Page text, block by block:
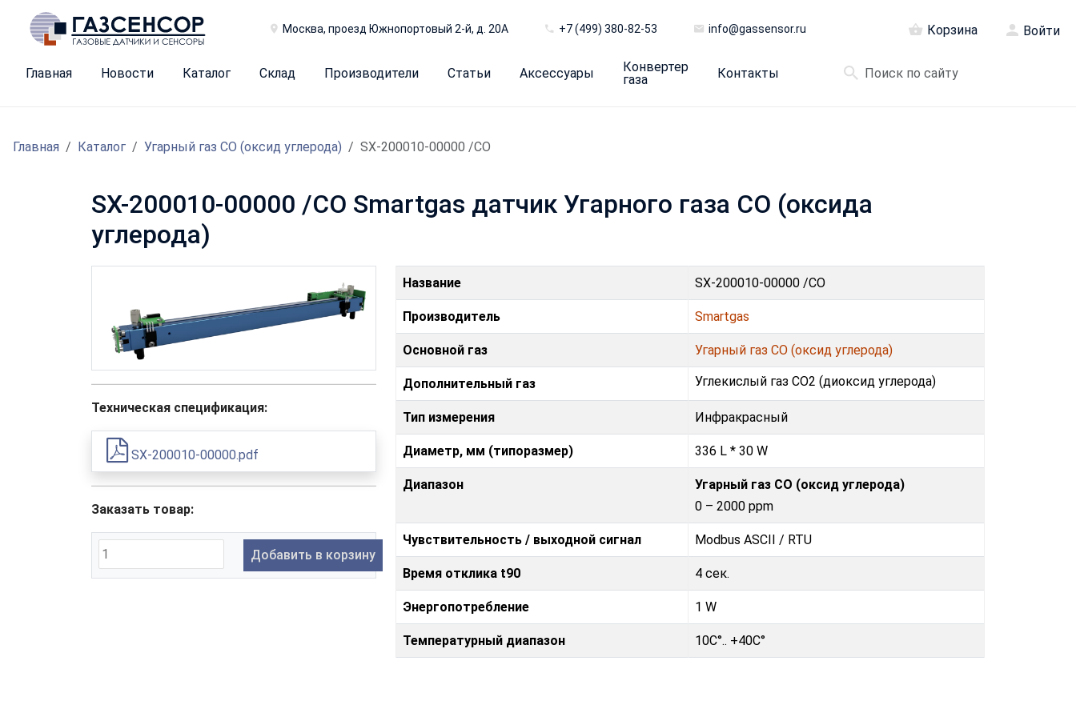
Москва, проезд Южнопортовый 2-й, д. 20А +7 (499) 380-82-53 info@gassensor.ru Корзина Войти
Главная Новости Каталог Склад Производители Статьи Аксессуары
Конвертер
газа
Контакты
Главная Каталог Угарный газ CO (оксид углерода) SX-200010-00000 /CO
SX-200010-00000 /CO Smartgas датчик Угарного газа CO (оксида
углерода)
Техническая спецификация:
SX-200010-00000.pdf
Заказать товар:
Добавить в корзину
Название SX-200010-00000 /CO
Производитель Smartgas
Основной газ Угарный газ CO (оксид углерода)
Дополнительный газ Углекислый газ CO2 (диоксид углерода)
Тип измерения Инфракрасный
Диаметр, мм (типоразмер) 336 L * 30 W
Диапазон
Угарный газ CO (оксид углерода)
0 – 2000 ppm
Чувствительность / выходной сигнал Modbus ASCII / RTU
Время отклика t90 4 сек.
Энергопотребление 1 W
Температурный диапазон 10C°.. +40C°